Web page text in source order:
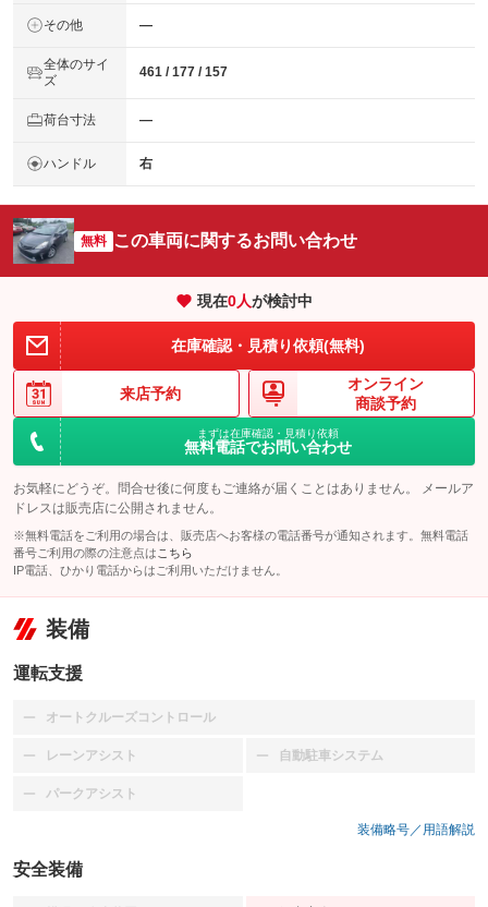
その他 ―
全体のサイ
ズ
461 / 177 / 157
荷台寸法 ―
ハンドル 右
無料 この車両に関するお問い合わせ
現在0人が検討中
在庫確認・見積り依頼(無料)
来店予約
オンライン
商談予約
まずは在庫確認・見積り依頼
無料電話でお問い合わせ
お気軽にどうぞ。問合せ後に何度もご連絡が届くことはありません。 メールア
ドレスは販売店に公開されません。
※無料電話をご利用の場合は、販売店へお客様の電話番号が通知されます。無料電話
番号ご利用の際の注意点は こちら
IP電話、ひかり電話からはご利用いただけません。
装備
運転支援
オートクルーズコントロール
：装備なし
レーンアシスト
：装備なし 自動駐車システム
：装備なし
パークアシスト
：装備なし
装備略号／用語解説
安全装備